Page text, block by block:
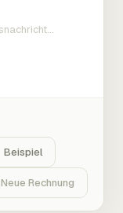
Beispiel
Neue Rechnung